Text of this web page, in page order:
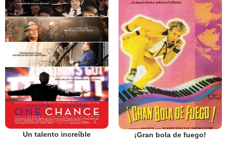
Un talento increíble ¡Gran bola de fuego!